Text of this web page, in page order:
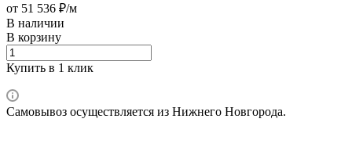
от 51 536 ₽/м
В наличии
В корзину
Купить в 1 клик
Самовывоз осуществляется из Нижнего Новгорода.